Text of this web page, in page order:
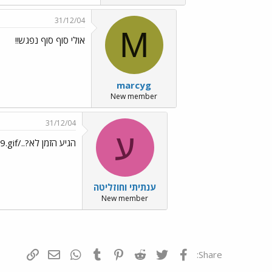
M
marcyg
New member
31/12/04
אולי סוף סוף נפגש!!
ע
ענתיתי וחוזליטה
New member
31/12/04
הגיע הזמן לא?../images/Emo9.gif
Share: פייסבוק Twitter
Reddit
Pinterest
Tumblr
WhatsAppדואר אלקטרוני